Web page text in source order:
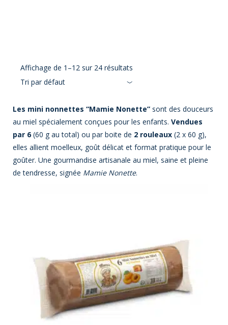
Affichage de 1–12 sur 24 résultats
Tri par défaut
Les mini nonnettes “Mamie Nonette” sont des douceurs
au miel spécialement conçues pour les enfants. Vendues
par 6(60 g au total) ou par boite de 2 rouleaux (2 x 60 g),
elles allient moelleux, goût délicat et format pratique pour le
goûter. Une gourmandise artisanale au miel, saine et pleine
de tendresse, signée Mamie Nonette.